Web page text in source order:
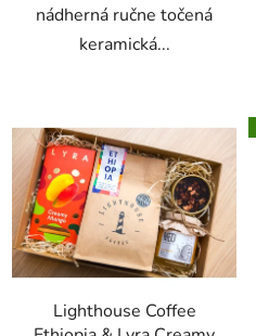
nádherná ručne točená
keramická...
Lighthouse Coffee